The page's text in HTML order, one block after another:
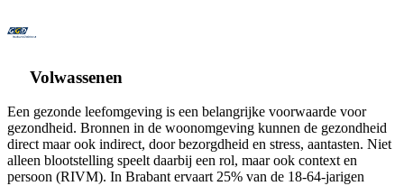
Volwassenen
Een gezonde leefomgeving is een belangrijke voorwaarde voor
gezondheid. Bronnen in de woonomgeving kunnen de gezondheid
direct maar ook indirect, door bezorgdheid en stress, aantasten. Niet
alleen blootstelling speelt daarbij een rol, maar ook context en
persoon (RIVM). In Brabant ervaart 25% van de 18-64-jarigen